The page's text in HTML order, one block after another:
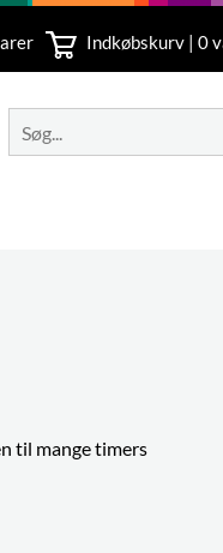
Indkøbskurv | 0
til mange timers